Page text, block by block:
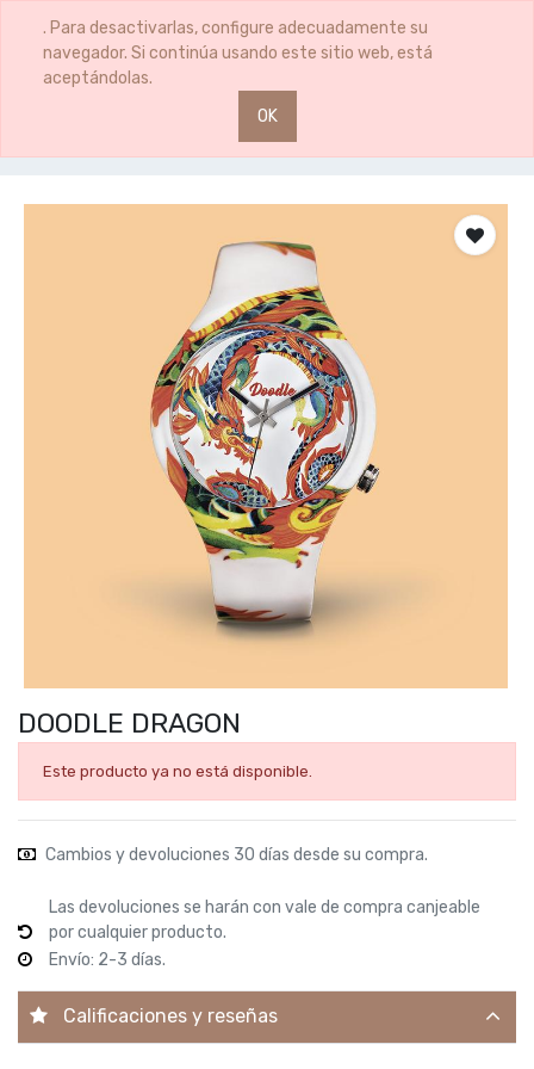
. Para desactivarlas, configure adecuadamente su
navegador. Si continúa usando este sitio web, está
aceptándolas.
OK
0 0
DOODLE DRAGON
DOODLE DRAGON
Este producto ya no está disponible.
Cambios y devoluciones 30 días desde su compra.
Las devoluciones se harán con vale de compra canjeable
por cualquier producto.
Envío: 2-3 días.
Calificaciones y reseñas